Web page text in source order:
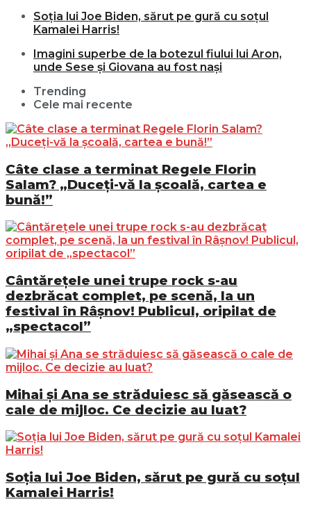
Soția lui Joe Biden, sărut pe gură cu soțul
Kamalei Harris!
Imagini superbe de la botezul fiului lui Aron,
unde Sese și Giovana au fost nași
Trending
Cele mai recente
Câte clase a terminat Regele Florin
Salam? „Duceți-vă la școală, cartea e
bună!”
Cântărețele unei trupe rock s-au
dezbrăcat complet, pe scenă, la un
festival în Râșnov! Publicul, oripilat de
„spectacol”
Mihai și Ana se străduiesc să găsească o
cale de mijloc. Ce decizie au luat?
Soția lui Joe Biden, sărut pe gură cu soțul
Kamalei Harris!